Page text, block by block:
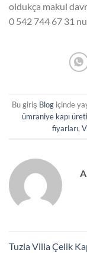
oldukça makul
0 542 744 67 31
Bu giriş Blogiçinde
ümraniye kapı
fiyarları,
Tuzla Villa Çelik